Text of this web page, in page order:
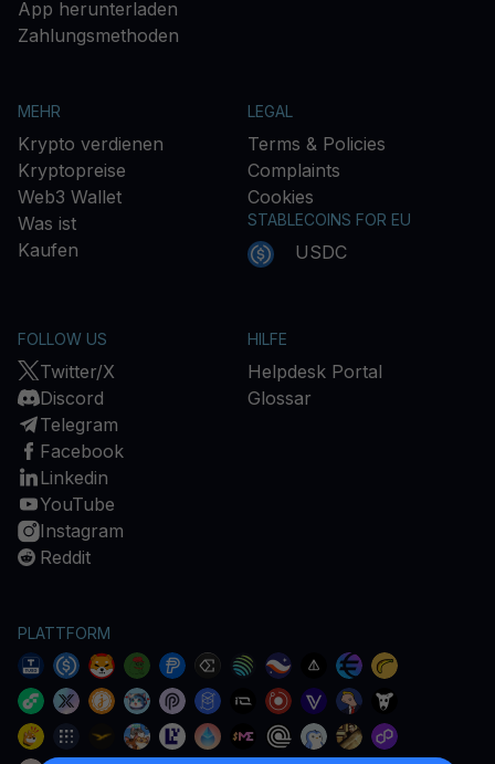
App herunterladen
Zahlungsmethoden
MEHR
Krypto verdienen
Kryptopreise
Web3 Wallet
Was ist
Kaufen
LEGAL
Terms & Policies
Complaints
Cookies
STABLECOINS FOR EU
USDC
FOLLOW US
Twitter/X
Discord
Telegram
Facebook
Linkedin
YouTube
Instagram
Reddit
HILFE
Helpdesk Portal
Glossar
PLATTFORM